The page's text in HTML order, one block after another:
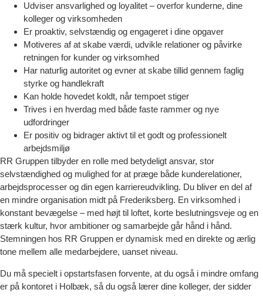
Udviser ansvarlighed og loyalitet – overfor kunderne, dine
kolleger og virksomheden
Er proaktiv, selvstændig og engageret i dine opgaver
Motiveres af at skabe værdi, udvikle relationer og påvirke
retningen for kunder og virksomhed
Har naturlig autoritet og evner at skabe tillid gennem faglig
styrke og handlekraft
Kan holde hovedet koldt, når tempoet stiger
Trives i en hverdag med både faste rammer og nye
udfordringer
Er positiv og bidrager aktivt til et godt og professionelt
arbejdsmiljø
RR Gruppen tilbyder en rolle med betydeligt ansvar, stor
selvstændighed og mulighed for at præge både kunderelationer,
arbejdsprocesser og din egen karriereudvikling. Du bliver en del af
en mindre organisation midt på Frederiksberg. En virksomhed i
konstant bevægelse – med højt til loftet, korte beslutningsveje og en
stærk kultur, hvor ambitioner og samarbejde går hånd i hånd.
Stemningen hos RR Gruppen er dynamisk med en direkte og ærlig
tone mellem alle medarbejdere, uanset niveau.
Du må specielt i opstartsfasen forvente, at du også i mindre omfang
er på kontoret i Holbæk, så du også lærer dine kolleger, der sidder